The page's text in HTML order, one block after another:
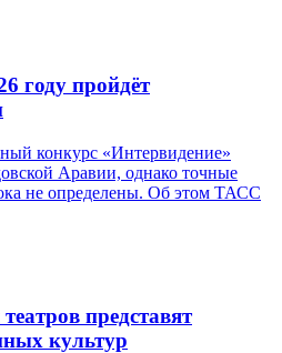
году пройдёт
конкурс «Интервидение»
Аравии, однако точные
не определены. Об этом ТАСС
представят
культур